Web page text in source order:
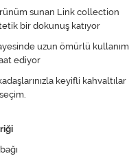
sunan Link collection
bir dokunuş katıyor
uzun ömürlü kullanım
ediyor
keyifli kahvaltılar